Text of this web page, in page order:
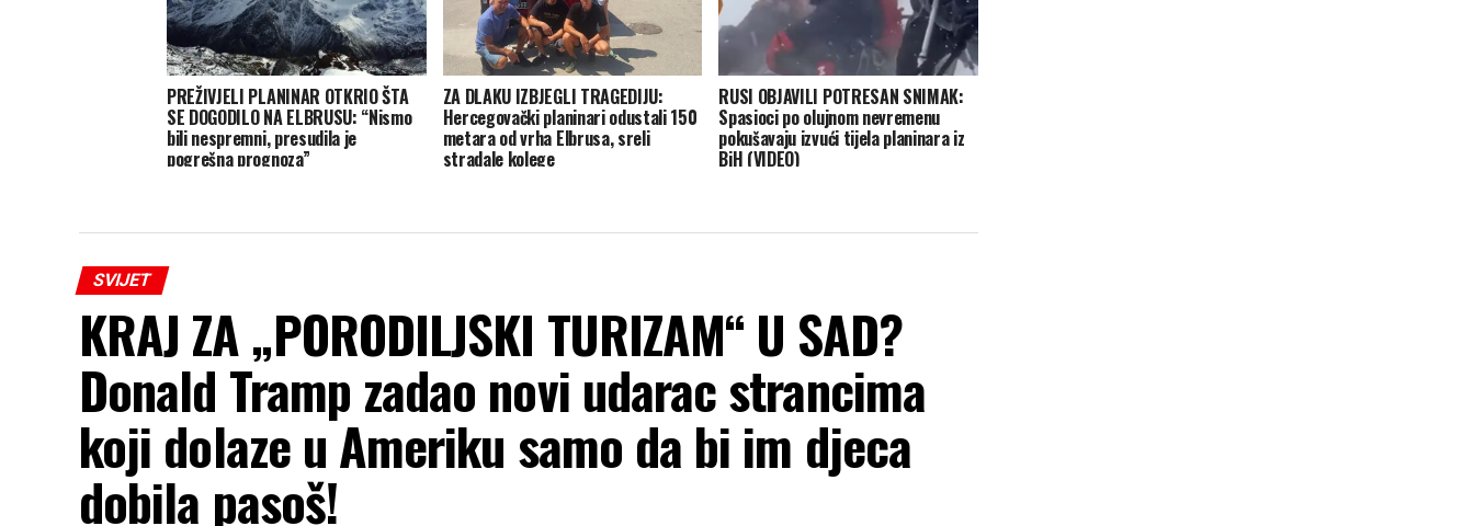
PREŽIVJELI PLANINAR OTKRIO ŠTA
SE DOGODILO NA ELBRUSU: “Nismo
bili nespremni, presudila je
pogrešna prognoza”
ZA DLAKU IZBJEGLI TRAGEDIJU:
Hercegovački planinari odustali 150
metara od vrha Elbrusa, sreli
stradale kolege
RUSI OBJAVILI POTRESAN SNIMAK:
Spasioci po olujnom nevremenu
pokušavaju izvući tijela planinara iz
BiH (VIDEO)
SVIJET
KRAJ ZA „PORODILJSKI TURIZAM“ U SAD?
Donald Tramp zadao novi udarac strancima
koji dolaze u Ameriku samo da bi im djeca
dobila pasoš!